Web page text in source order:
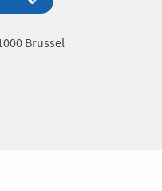
Brussel